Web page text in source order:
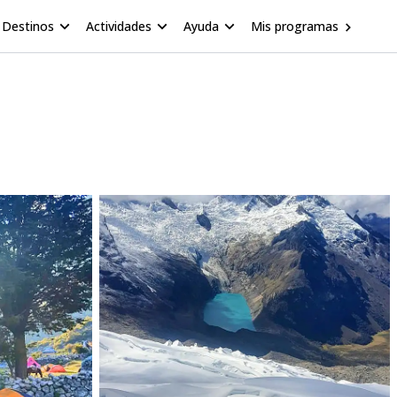
Destinos Actividades Ayuda Mis programas